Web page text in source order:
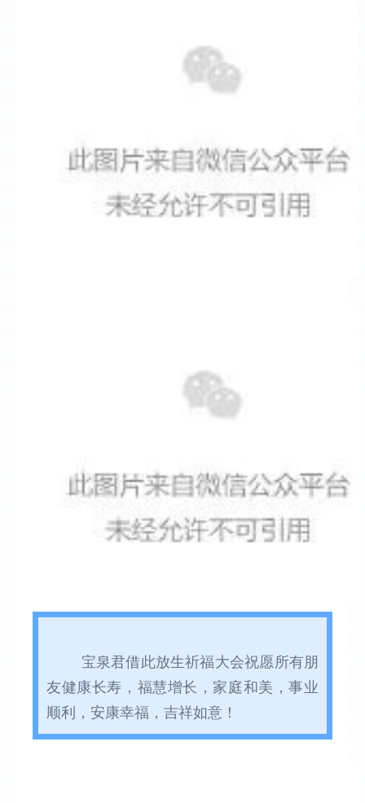
宝泉君借此放生祈福大会祝愿所有朋
友健康长寿，福慧增长，家庭和美，事业
顺利，安康幸福，吉祥如意！